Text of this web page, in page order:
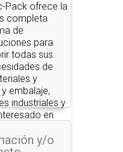
Pack ofrece la
completa
de
para
todas sus
de
y
embalaje,
industriales y
en
con las
y/o